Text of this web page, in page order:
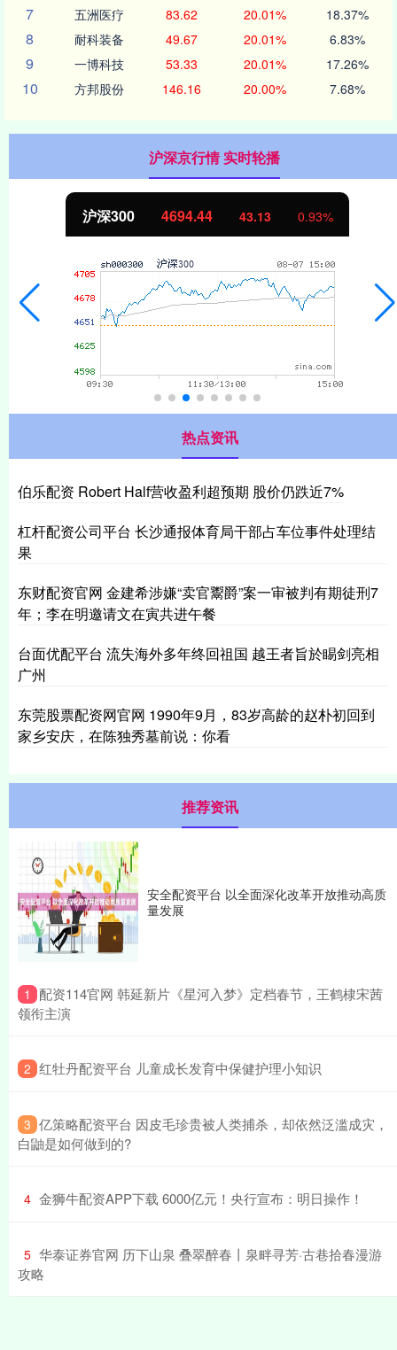
7 五洲医疗 83.62 20.01% 18.37%
8 耐科装备 49.67 20.01% 6.83%
9 一博科技 53.33 20.01% 17.26%
10 方邦股份 146.16 20.00% 7.68%
沪深京行情 实时轮播
北证50 1134.24 11.37
热点资讯
伯乐配资 Robert Half营收盈利超预期 股价仍跌近7%
杠杆配资公司平台 长沙通报体育局干部占车位事件处理结
果
东财配资官网 金建希涉嫌“卖官鬻爵”案一审被判有期徒刑7
年；李在明邀请文在寅共进午餐
台面优配平台 流失海外多年终回祖国 越王者旨於睗剑亮相
广州
东莞股票配资网官网 1990年9月，83岁高龄的赵朴初回到
家乡安庆，在陈独秀墓前说：你看
推荐资讯
安全配资平台 以全面深化改革开放推动高质
量发展
1 ​配资114官网 韩延新片《星河入梦》定档春节，王鹤棣宋茜
领衔主演
2 ​红牡丹配资平台 儿童成长发育中保健护理小知识
3 ​亿策略配资平台 因皮毛珍贵被人类捕杀，却依然泛滥成灾，
白鼬是如何做到的?
4 ​金狮牛配资APP下载 6000亿元！央行宣布：明日操作！
5 ​华泰证券官网 历下山泉 叠翠醉春丨泉畔寻芳·古巷拾春漫游
攻略